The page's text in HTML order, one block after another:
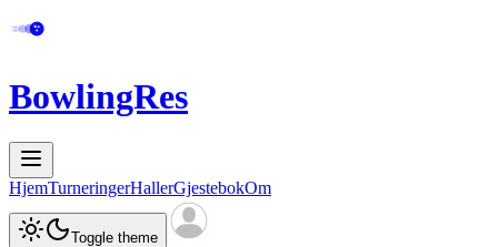
BowlingRes
HjemTurneringerHallerGjestebokOm
Toggle theme